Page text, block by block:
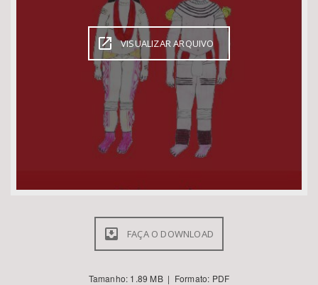
Área de Levantamento
VISUALIZAR ARQUIVO
FAÇA O DOWNLOAD
Tamanho: 1.89 MB | Formato: PDF